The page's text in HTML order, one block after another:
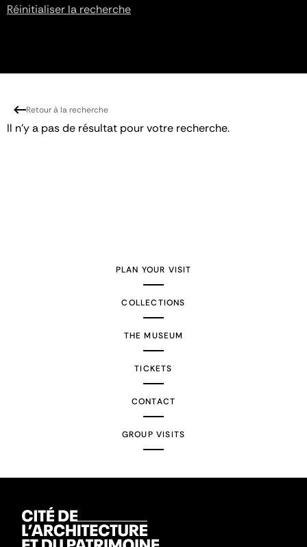
Réinitialiser la recherche
Retour à la recherche
Il n'y a pas de résultat pour votre recherche.
PLAN YOUR VISIT
COLLECTIONS
THE MUSEUM
TICKETS
CONTACT
GROUP VISITS